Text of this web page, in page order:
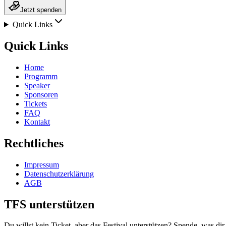
Jetzt spenden
Quick Links
Quick Links
Home
Programm
Speaker
Sponsoren
Tickets
FAQ
Kontakt
Rechtliches
Impressum
Datenschutzerklärung
AGB
TFS unterstützen